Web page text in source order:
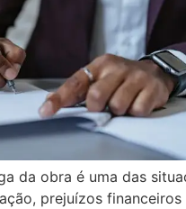
da obra é uma das
prejuízos financeiros